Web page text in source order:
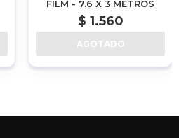
FILM - 7.6 X 3 METROS
$ 1.560
AGOTADO